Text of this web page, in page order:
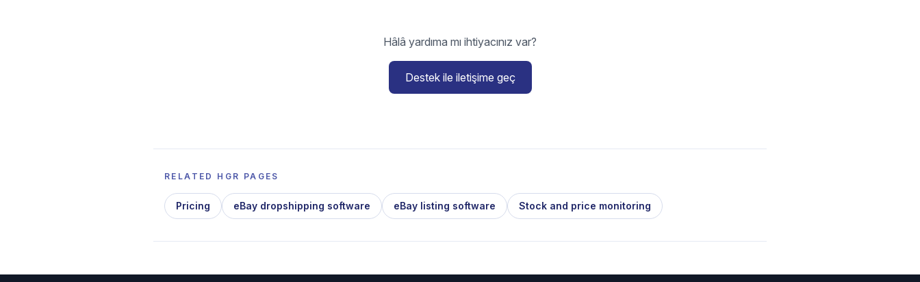
Hâlâ yardıma mı ihtiyacınız var?
Destek ile iletişime geç
RELATED HGR PAGES
Pricing eBay dropshipping software eBay listing software Stock and price monitoring